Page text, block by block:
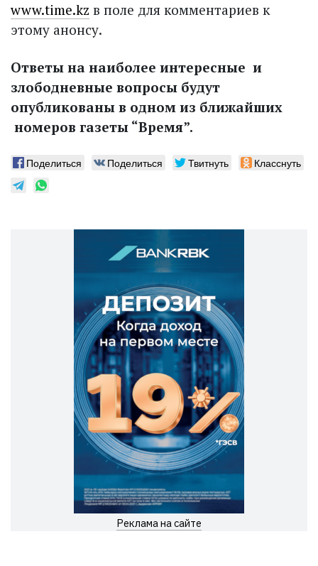
www.time.kz в поле для комментариев к
этому анонсу.
Ответы на наиболее интересные и
злободневные вопросы будут
опубликованы в одном из ближайших
номеров газеты “Время”.
Поделиться Поделиться Твитнуть Класснуть
Реклама на сайте